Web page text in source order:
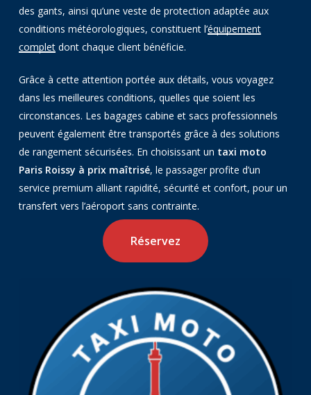
des gants, ainsi qu’une veste de protection adaptée aux
conditions météorologiques, constituent l’équipement
completdont chaque client bénéficie.
Grâce à cette attention portée aux détails, vous voyagez
dans les meilleures conditions, quelles que soient les
circonstances. Les bagages cabine et sacs professionnels
peuvent également être transportés grâce à des solutions
de rangement sécurisées. En choisissant un taxi moto
Paris Roissy à prix maîtrisé, le passager profite d’un
service premium alliant rapidité, sécurité et confort, pour un
transfert vers l’aéroport sans contrainte.
Réservez